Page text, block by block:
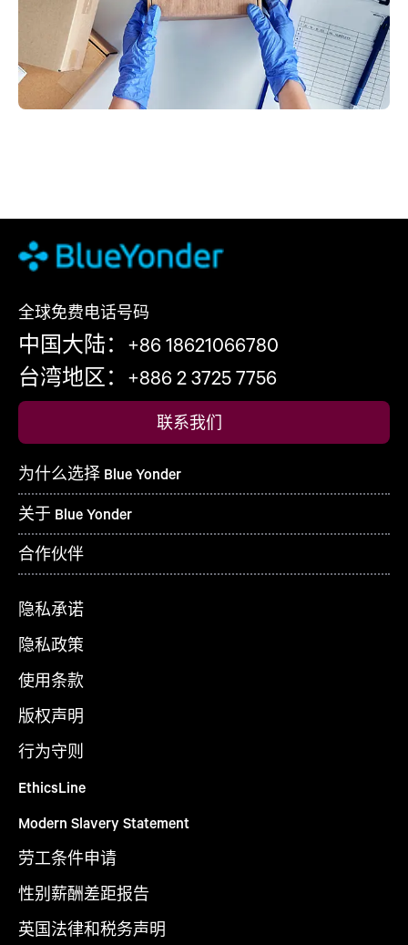
全球免费电话号码
中国大陆：+86 18621066780
台湾地区：+886 2 3725 7756
联系我们
为什么选择 Blue Yonder
关于 Blue Yonder
合作伙伴
隐私承诺
隐私政策
使用条款
版权声明
行为守则
EthicsLine
Modern Slavery Statement
劳工条件申请
性别薪酬差距报告
英国法律和税务声明